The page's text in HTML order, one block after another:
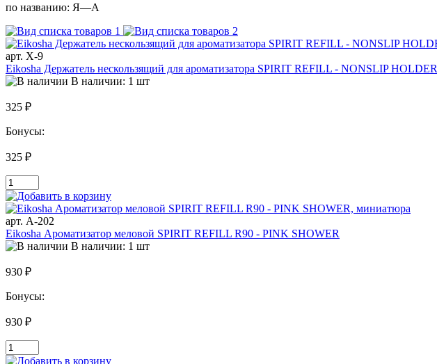
по названию: Я—А
арт. X-9
Eikosha Держатель нескользящий для ароматизатора SPIRIT REFILL - NONSLIP HOLDER
В наличии: 1 шт
325 ₽
Бонусы:
325 ₽
арт. A-202
Eikosha Ароматизатор меловой SPIRIT REFILL R90 - PINK SHOWER
В наличии: 1 шт
930 ₽
Бонусы:
930 ₽